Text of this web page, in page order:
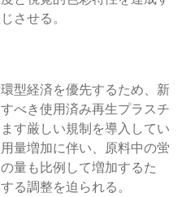
させる。
型経済を優先するため、新
べき使用済み再生プラスチ
す厳しい規制を導入してい
量増加に伴い、原料中の蛍
量も比例して増加するた
る調整を迫られる。